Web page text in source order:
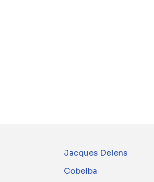
Jacques Delens
Cobelba